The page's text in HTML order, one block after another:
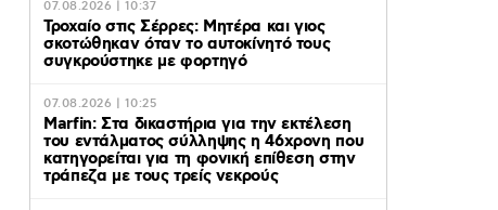
07.08.2026 | 10:37
Τροχαίο στις Σέρρες: Μητέρα και γιος
σκοτώθηκαν όταν το αυτοκίνητό τους
συγκρούστηκε με φορτηγό
07.08.2026 | 10:25
Marfin: Στα δικαστήρια για την εκτέλεση
του εντάλματος σύλληψης η 46χρονη που
κατηγορείται για τη φονική επίθεση στην
τράπεζα με τους τρείς νεκρούς